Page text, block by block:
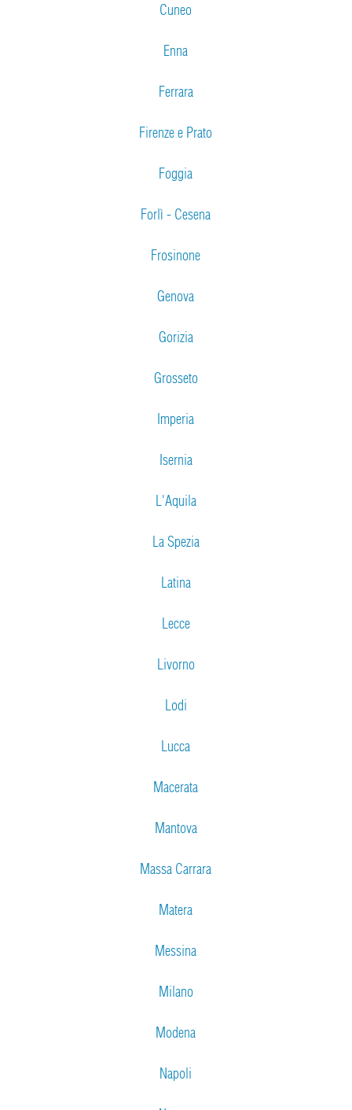
Cuneo
Enna
Ferrara
Firenze e Prato
Foggia
Forlì - Cesena
Frosinone
Genova
Gorizia
Grosseto
Imperia
Isernia
L'Aquila
La Spezia
Latina
Lecce
Livorno
Lodi
Lucca
Macerata
Mantova
Massa Carrara
Matera
Messina
Milano
Modena
Napoli